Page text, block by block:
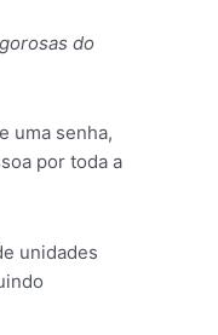
do
uma senha,
por toda a
unidades